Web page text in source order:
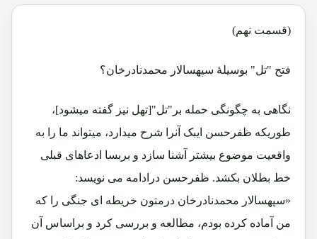
(قسمت نهم)
فتح "تل" بوسیلۀ سپهسالار محمدنادرخان؟
نگاهی به چگونگی حمله بر"تل"[تهل نیز گفته میشود]،
طوریکه ظفرحسن ایبک آنرا شرح میدارد، میتواند ما را به
واقعیت موضوع بیشتر آشنا سازد و بربسا ادعاهای قبلی
خط بطلان بکشد. ظفرحسن درادامه می نویسد:
«سپهسالار محمدنادرخان درمتون خریطه ای جنگی را که
من آماده کرده بودم، مطالعه و بررسی کرد و براساس آن